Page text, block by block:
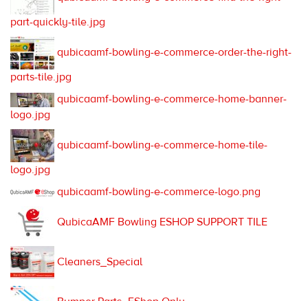
part-quickly-tile.jpg
qubicaamf-bowling-e-commerce-order-the-right-
parts-tile.jpg
qubicaamf-bowling-e-commerce-home-banner-
logo.jpg
qubicaamf-bowling-e-commerce-home-tile-
logo.jpg
qubicaamf-bowling-e-commerce-logo.png
QubicaAMF Bowling ESHOP SUPPORT TILE
Cleaners_Special